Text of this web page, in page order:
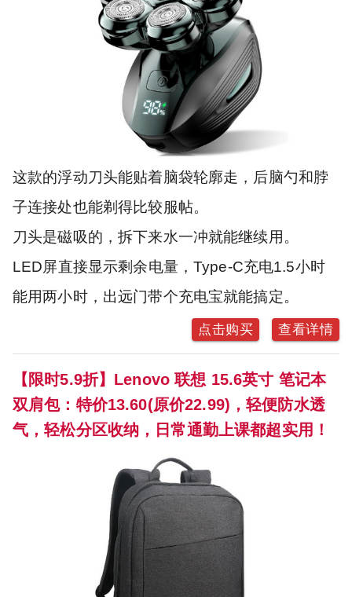
这款的浮动刀头能贴着脑袋轮廓走，后脑勺和脖
子连接处也能剃得比较服帖。
刀头是磁吸的，拆下来水一冲就能继续用。
LED屏直接显示剩余电量，Type-C充电1.5小时
能用两小时，出远门带个充电宝就能搞定。
点击购买 查看详情
【限时5.9折】Lenovo 联想 15.6英寸 笔记本
双肩包：特价13.60(原价22.99)，轻便防水透
气，轻松分区收纳，日常通勤上课都超实用！